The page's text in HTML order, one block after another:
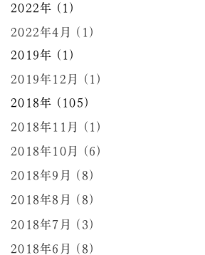
2022年 (1)
2022年4月 (1)
2019年 (1)
2019年12月 (1)
2018年 (105)
2018年11月 (1)
2018年10月 (6)
2018年9月 (8)
2018年8月 (8)
2018年7月 (3)
2018年6月 (8)